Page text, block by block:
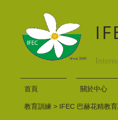
首頁 關於中心
教育訓練 > IFEC 巴赫花精教